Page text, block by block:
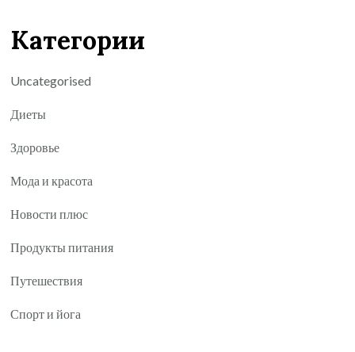
Категории
Uncategorised
Диеты
Здоровье
Мода и красота
Новости плюс
Продукты питания
Путешествия
Спорт и йога